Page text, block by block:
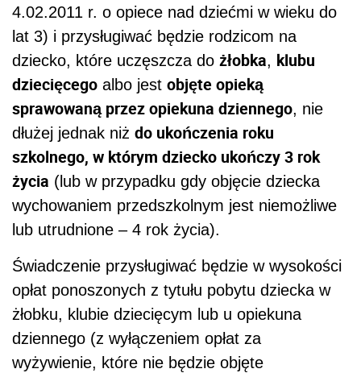
4.02.2011 r. o opiece nad dziećmi w wieku do
lat 3) i przysługiwać będzie rodzicom na
dziecko, które uczęszcza do żłobka, klubu
dziecięcego albo jest objęte opieką
sprawowaną przez opiekuna dziennego, nie
dłużej jednak niż do ukończenia roku
szkolnego, w którym dziecko ukończy 3 rok
życia (lub w przypadku gdy objęcie dziecka
wychowaniem przedszkolnym jest niemożliwe
lub utrudnione – 4 rok życia).
Świadczenie przysługiwać będzie w wysokości
opłat ponoszonych z tytułu pobytu dziecka w
żłobku, klubie dziecięcym lub u opiekuna
dziennego (z wyłączeniem opłat za
wyżywienie, które nie będzie objęte